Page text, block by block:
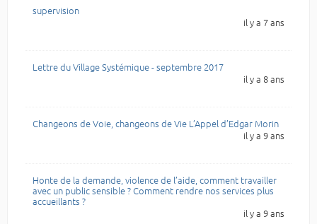
supervision
il y a 7 ans
Lettre du Village Systémique - septembre 2017
il y a 8 ans
Changeons de Voie, changeons de Vie L’Appel d’Edgar Morin
il y a 9 ans
Honte de la demande, violence de l’aide, comment travailler
avec un public sensible ? Comment rendre nos services plus
accueillants ?
il y a 9 ans